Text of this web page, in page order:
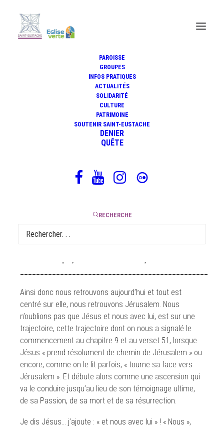
PAROISSE
GROUPES
INFOS PRATIQUES
ACTUALITÉS
SOLIDARITÉ
CULTURE
PATRIMOINE
SOUTENIR SAINT-EUSTACHE
DENIER
QUÊTE
RECHERCHE
Méditation du 19 novembre
2020
19 novembre 2020
Ainsi donc nous retrouvons aujourd’hui et tout est
centré sur elle, nous retrouvons Jérusalem. Nous
n’oublions pas que Jésus et nous avec lui, est sur une
trajectoire, cette trajectoire dont on nous a signalé le
commencement au chapitre 9 et au verset 51, lorsque
Jésus « prend résolument de chemin de Jérusalem » ou
encore, comme on le lit parfois, « tourne sa face vers
Jérusalem ». Et débute alors comme une ascension qui
va le conduire jusqu’au lieu de son témoignage ultime,
de sa Passion, de sa mort et de sa résurrection.
Je dis Jésus… j’ajoute : « et nous avec lui » ! « Nous »,